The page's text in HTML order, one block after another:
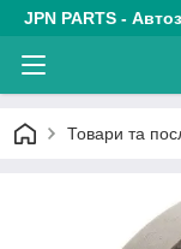
JPN PARTS -
Товари та